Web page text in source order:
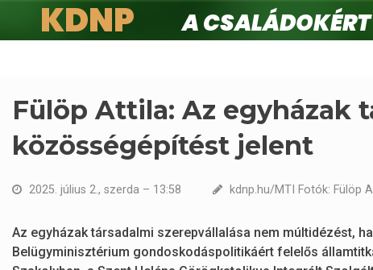
KDNP
A családokért.
Fülöp Attila: Az egyházak
közösségépítést jelent
2025. július 2., szerda – 13:58 kdnp.hu/MTI Fotók: Fülöp
Az egyházak társadalmi szerepvállalása nem múltidézést,
Belügyminisztérium gondoskodáspolitikáért felelős